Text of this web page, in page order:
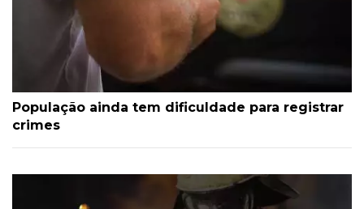
População ainda tem dificuldade para registrar
crimes